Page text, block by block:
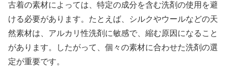
古着の素材によっては、特定の成分を含む洗剤の使用を避
ける必要があります。たとえば、シルクやウールなどの天
然素材は、アルカリ性洗剤に敏感で、縮む原因になること
があります。したがって、個々の素材に合わせた洗剤の選
定が重要です。